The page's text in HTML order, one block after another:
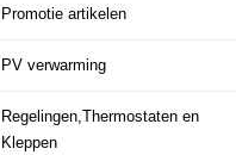
Promotie artikelen
PV verwarming
Regelingen,Thermostaten en
Kleppen